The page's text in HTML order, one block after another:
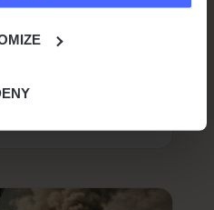
heeft de hoogste
in de
bekroond in...